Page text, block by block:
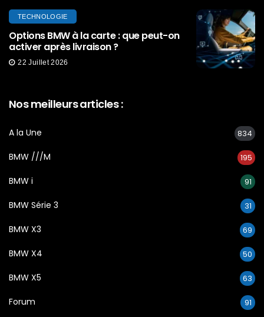
TECHNOLOGIE
Options BMW à la carte : que peut-on
activer après livraison ?
22 Juillet 2026
Nos meilleurs articles :
A la Une 834
BMW ///M 195
BMW i 91
BMW Série 3 31
BMW X3 69
BMW X4 50
BMW X5 63
Forum 91